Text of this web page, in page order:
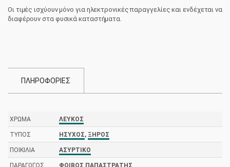
Φοίβος
Παπαστρατής
Οι τιμές ισχύουν μόνο για ηλεκτρονικές παραγγελίες και ενδέχεται να
διαφέρουν στα φυσικά καταστήματα.
ΠΛΗΡΟΦΟΡΙΕΣ
ΧΡΏΜΑ ΛΕΥΚΌΣ
ΤΎΠΟΣ ΉΣΥΧΟΣ, ΞΗΡΌΣ
ΠΟΙΚΙΛΊΑ ΑΣΎΡΤΙΚΟ
ΠΑΡΑΓΩΓΌΣ ΦΟΊΒΟΣ ΠΑΠΑΣΤΡΑΤΉΣ